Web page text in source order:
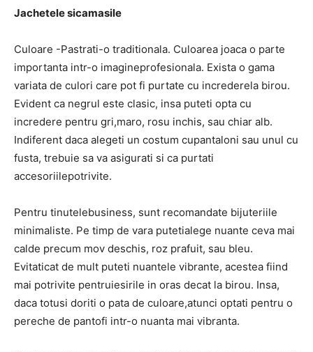
Jachetele sicamasile
Culoare -Pastrati-o traditionala. Culoarea joaca o parte
importanta intr-o imagineprofesionala. Exista o gama
variata de culori care pot fi purtate cu increderela birou.
Evident ca negrul este clasic, insa puteti opta cu
incredere pentru gri,maro, rosu inchis, sau chiar alb.
Indiferent daca alegeti un costum cupantaloni sau unul cu
fusta, trebuie sa va asigurati si ca purtati
accesoriilepotrivite.
Pentru tinutelebusiness, sunt recomandate bijuteriile
minimaliste. Pe timp de vara putetialege nuante ceva mai
calde precum mov deschis, roz prafuit, sau bleu.
Evitaticat de mult puteti nuantele vibrante, acestea fiind
mai potrivite pentruiesirile in oras decat la birou. Insa,
daca totusi doriti o pata de culoare,atunci optati pentru o
pereche de pantofi intr-o nuanta mai vibranta.